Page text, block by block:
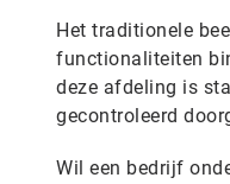
Het traditionele
functionaliteiten
deze afdeling is
gecontroleerd
Wil een bedrijf